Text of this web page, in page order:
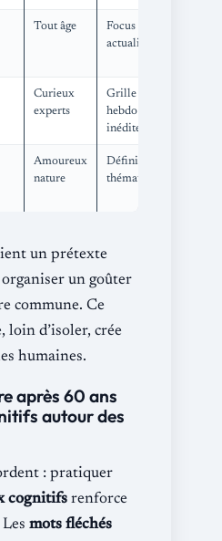
Tout âge
Focus
actualité
Curieux
experts
Grille
hebdo
inédite
Amoureux
nature
Définitions
thématiques
un prétexte
un goûter
commune. Ce
d’isoler, crée
humaines.
après 60 ans
autour des
: pratiquer
cognitifs renforce
mots fléchés